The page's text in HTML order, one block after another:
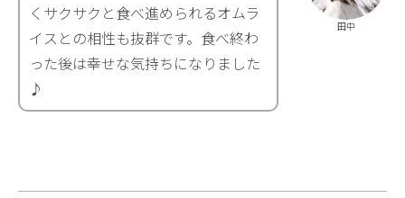
田中
くサクサクと食べ進められるオムラ
イスとの相性も抜群です。食べ終わ
った後は幸せな気持ちになりました
♪